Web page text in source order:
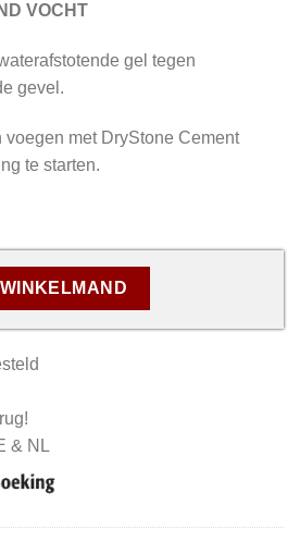
VOCHT
gel tegen
gevel.
voegen met DryStone Cement
te starten.
WINKELMAND
& NL